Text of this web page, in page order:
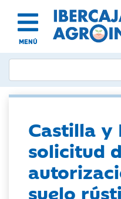
MENÚ
Castilla y
solicitud
suelo